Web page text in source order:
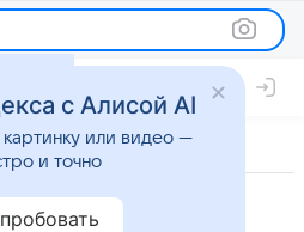
с Алисой AI
картинку или видео —
и точно